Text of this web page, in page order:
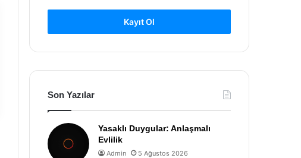
Kayıt Ol
Son Yazılar
Yasaklı Duygular: Anlaşmalı
Evlilik
Admin 5 Ağustos 2026